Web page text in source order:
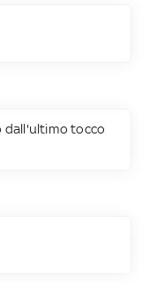
dall'ultimo tocco